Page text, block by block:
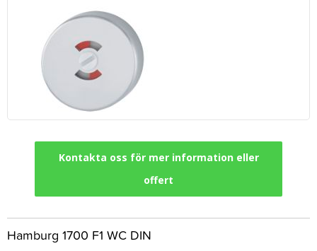
Kontakta oss för mer information eller
offert
Hamburg 1700 F1 WC DIN